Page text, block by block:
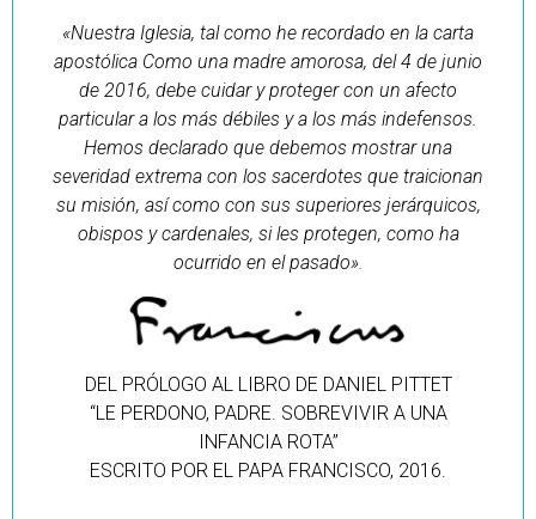
«Nuestra Iglesia, tal como he recordado en la carta
apostólica Como una madre amorosa, del 4 de junio
de 2016, debe cuidar y proteger con un afecto
particular a los más débiles y a los más indefensos.
Hemos declarado que debemos mostrar una
severidad extrema con los sacerdotes que traicionan
su misión, así como con sus superiores jerárquicos,
obispos y cardenales, si les protegen, como ha
ocurrido en el pasado».
DEL PRÓLOGO AL LIBRO DE DANIEL PITTET
“LE PERDONO, PADRE. SOBREVIVIR A UNA
INFANCIA ROTA”
ESCRITO POR EL PAPA FRANCISCO, 2016.